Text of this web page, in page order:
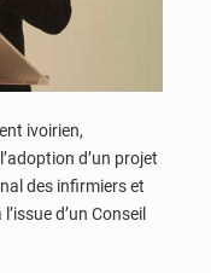
ivoirien,
d’un projet
des infirmiers et
d’un Conseil